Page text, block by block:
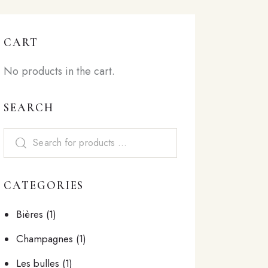
CART
No products in the cart.
SEARCH
CATEGORIES
Bières (1)
Champagnes (1)
Les bulles (1)